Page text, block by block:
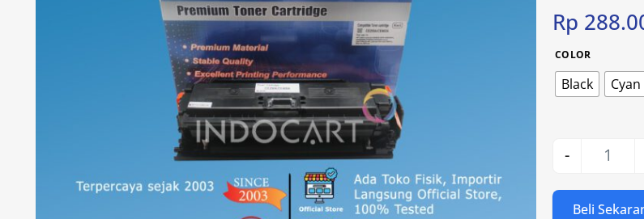
Rp
COLOR
Black Cyan
-
Beli